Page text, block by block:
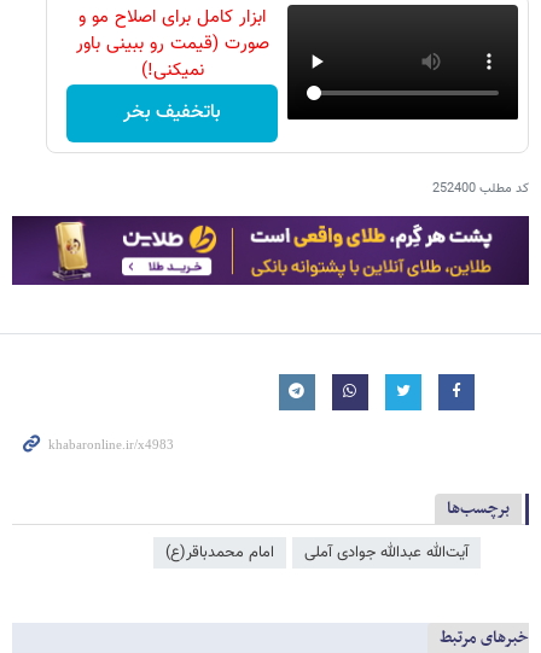
ابزار کامل برای اصلاح مو و
صورت (قیمت رو ببینی باور
نمیکنی!)
باتخفیف بخر
کد مطلب252400
برچسب‌ها
آیت‌الله عبدالله جوادی ‌آملی امام محمدباقر(ع)
خبرهای مرتبط